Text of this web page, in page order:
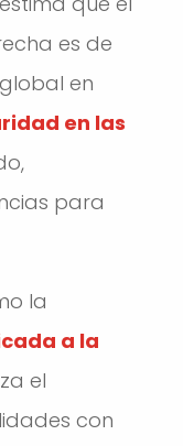
es de
en
en las
para
la
a la
el
con